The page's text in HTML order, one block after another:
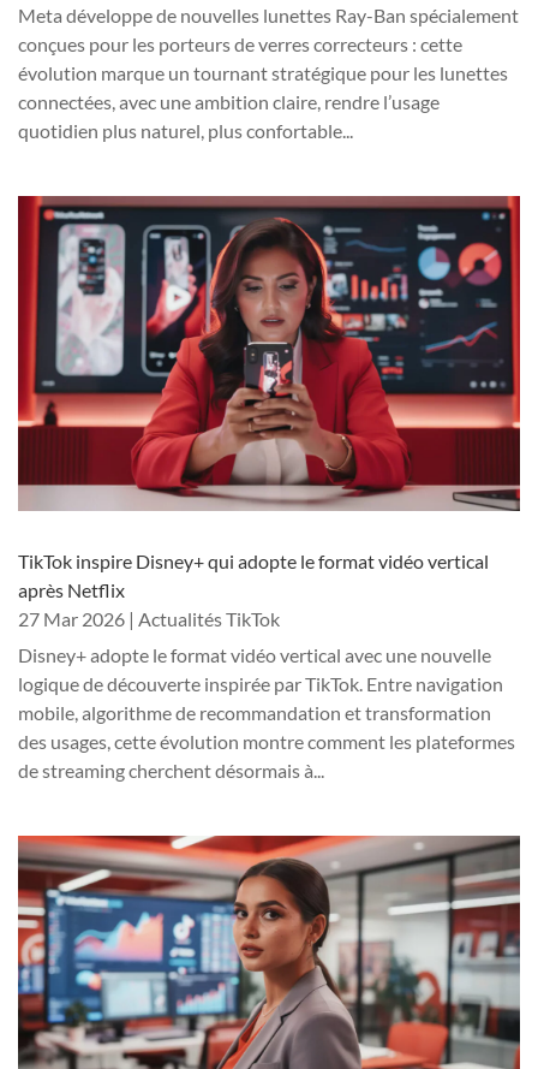
Meta développe de nouvelles lunettes Ray-Ban spécialement
conçues pour les porteurs de verres correcteurs : cette
évolution marque un tournant stratégique pour les lunettes
connectées, avec une ambition claire, rendre l’usage
quotidien plus naturel, plus confortable...
TikTok inspire Disney+ qui adopte le format vidéo vertical
après Netflix
27 Mar 2026 | Actualités TikTok
Disney+ adopte le format vidéo vertical avec une nouvelle
logique de découverte inspirée par TikTok. Entre navigation
mobile, algorithme de recommandation et transformation
des usages, cette évolution montre comment les plateformes
de streaming cherchent désormais à...